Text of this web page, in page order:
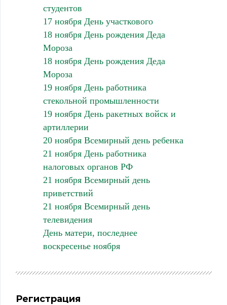
студентов
17 ноября День участкового
18 ноября День рождения Деда
Мороза
18 ноября День рождения Деда
Мороза
19 ноября День работника
стекольной промышленности
19 ноября День ракетных войск и
артиллерии
20 ноября Всемирный день ребенка
21 ноября День работника
налоговых органов РФ
21 ноября Всемирный день
приветствий
21 ноября Всемирный день
телевидения
День матери, последнее
воскресенье ноября
Регистрация